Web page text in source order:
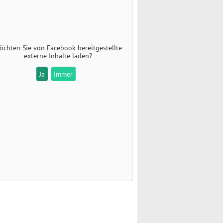
Sie von Facebookbereitgestellte
externe Inhalte laden?
Ja Immer